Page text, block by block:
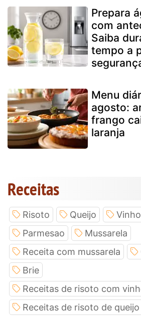
Prepara
com
Saiba
tempo a
Menu
agosto:
frango
laranja
Receitas
Risoto Queijo
Parmesao
Mussarela
Receita com mussarela
Brie
Receitas de risoto com
Receitas de risoto de queijo